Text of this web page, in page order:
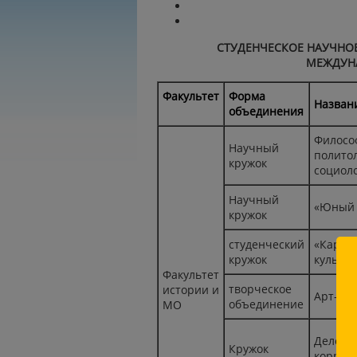
СТУДЕНЧЕСКОЕ
Факультет
Форма
объединения
Факультет
истории и
МО
Научный
кружок
Научный
кружок
«Юный
студенческий
кружок
творческое
объединение
Арт-
Кружок
Деловая